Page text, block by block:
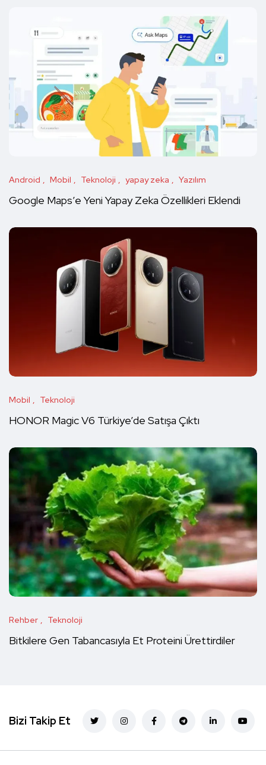
Android Mobil Teknoloji yapay zeka Yazılım
Google Maps’e Yeni Yapay Zeka Özellikleri Eklendi
Mobil Teknoloji
HONOR Magic V6 Türkiye’de Satışa Çıktı
Rehber Teknoloji
Bitkilere Gen Tabancasıyla Et Proteini Ürettirdiler
Bizi Takip Et